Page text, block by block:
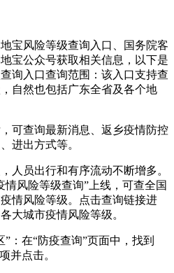
宝风险等级查询入口、国务院客
宝公众号获取相关信息，以下是
询入口查询范围：该入口支持查
自然也包括广东全省及各个地
可查询最新消息、返乡疫情防控
进出方式等。
人员出行和有序流动不断增多。
情风险等级查询”上线，可查全国
情风险等级。点击查询链接进
大城市疫情风险等级。
：在“防疫查询”页面中，找到
并点击。